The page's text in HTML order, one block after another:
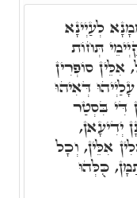
לְעַיְינָא
תְּחוֹת
סוֹפְרִין
דְּאִיהוּ
דִּי בִּסְטַר
אִלֵּין, וְכָל
כֻּלְּהוּ